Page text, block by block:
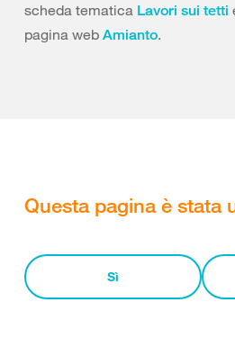
scheda tematica Lavori sui tetti
pagina web Amianto.
Questa pagina è stata
Sì